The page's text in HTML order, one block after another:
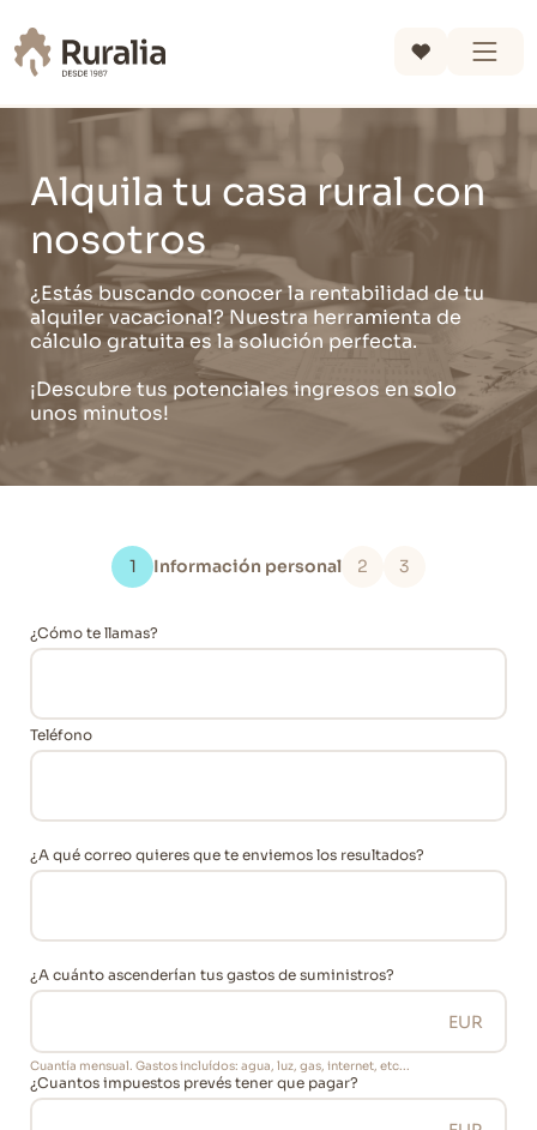
Alquila tu casa rural con
nosotros
¿Estás buscando conocer la rentabilidad de tu
alquiler vacacional? Nuestra herramienta de
cálculo gratuita es la solución perfecta.
¡Descubre tus potenciales ingresos en solo
unos minutos!
1 Información personal 2 3
¿Cómo te llamas?
Teléfono
¿A qué correo quieres que te enviemos los resultados?
¿A cuánto ascenderían tus gastos de suministros?
Cuantía mensual. Gastos incluídos: agua, luz, gas, internet, etc...
¿Cuantos impuestos prevés tener que pagar?